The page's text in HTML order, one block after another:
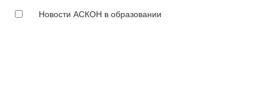
Новости АСКОН в образовании